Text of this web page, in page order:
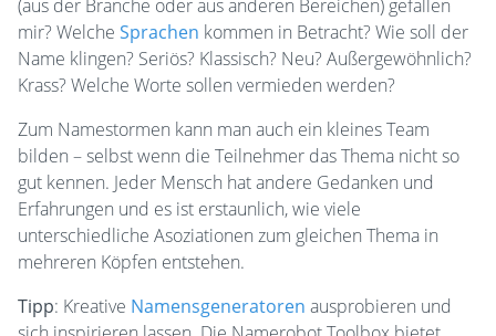
(aus der Branche oder aus anderen Bereichen) gefallen
mir? Welche Sprachen kommen in Betracht? Wie soll der
Name klingen? Seriös? Klassisch? Neu? Außergewöhnlich?
Krass? Welche Worte sollen vermieden werden?
Zum Namestormen kann man auch ein kleines Team
bilden – selbst wenn die Teilnehmer das Thema nicht so
gut kennen. Jeder Mensch hat andere Gedanken und
Erfahrungen und es ist erstaunlich, wie viele
unterschiedliche Asoziationen zum gleichen Thema in
mehreren Köpfen entstehen.
Tipp: Kreative Namensgeneratoren ausprobieren und